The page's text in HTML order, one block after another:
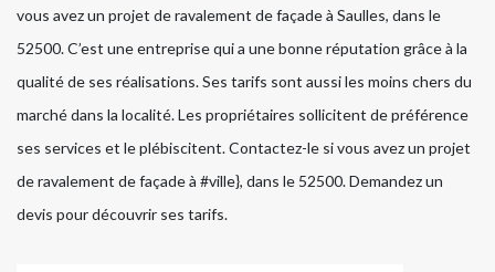
vous avez un projet de ravalement de façade à Saulles, dans le
52500. C’est une entreprise qui a une bonne réputation grâce à la
qualité de ses réalisations. Ses tarifs sont aussi les moins chers du
marché dans la localité. Les propriétaires sollicitent de préférence
ses services et le plébiscitent. Contactez-le si vous avez un projet
de ravalement de façade à #ville}, dans le 52500. Demandez un
devis pour découvrir ses tarifs.